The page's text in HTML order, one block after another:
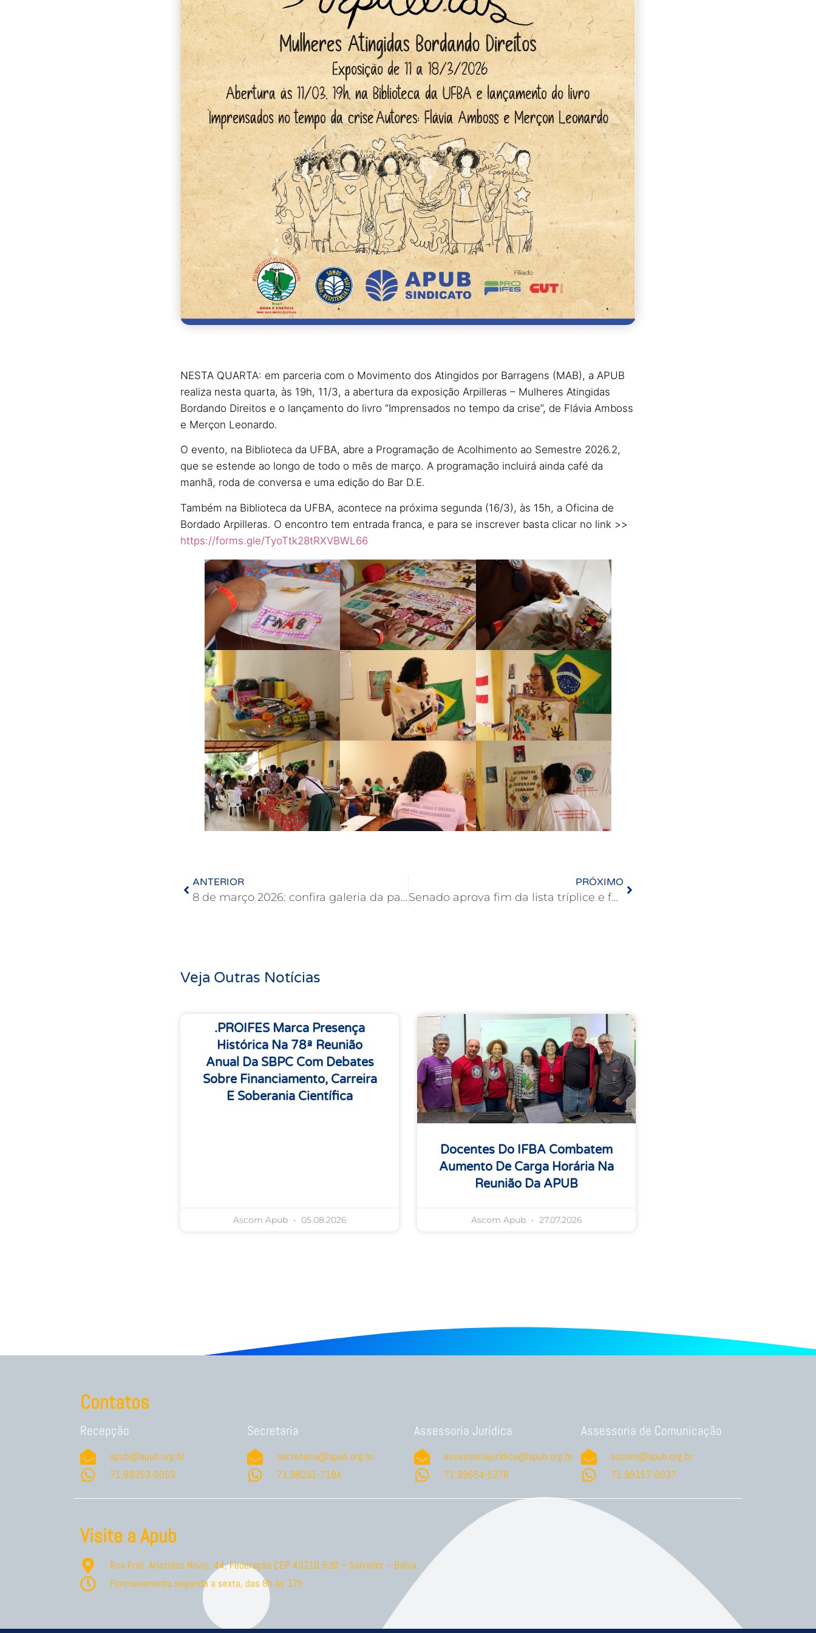
NESTA QUARTA: em parceria com o Movimento dos Atingidos por Barragens (MAB), a APUB
realiza nesta quarta, às 19h, 11/3, a abertura da exposição Arpilleras – Mulheres Atingidas
Bordando Direitos e o lançamento do livro “Imprensados no tempo da crise”, de Flávia Amboss
e Merçon Leonardo.
O evento, na Biblioteca da UFBA, abre a Programação de Acolhimento ao Semestre 2026.2,
que se estende ao longo de todo o mês de março. A programação incluirá ainda café da
manhã, roda de conversa e uma edição do Bar D.E.
Também na Biblioteca da UFBA, acontece na próxima segunda (16/3), às 15h, a Oficina de
Bordado Arpilleras. O encontro tem entrada franca, e para se inscrever basta clicar no link >>
https://forms.gle/TyoTtk28tRXVBWL66
ANTERIOR
8 de março 2026: confira galeria da participação da APUB
PRÓXIMO
Senado aprova fim da lista tríplice e fortalece a democracia universitária
Veja Outras Notícias
.PROIFES Marca Presença
Histórica Na 78ª Reunião
Anual Da SBPC Com Debates
Sobre Financiamento, Carreira
E Soberania Científica
Ascom Apub 05.08.2026
Docentes Do IFBA Combatem
Aumento De Carga Horária Na
Reunião Da APUB
Ascom Apub 27.07.2026
Contatos
Recepção
apub@apub.org.br
71.99353-0053
Secretaria
secretaria@apub.org.br
71.98231-7194
Assessoria Jurídica
assessoriajuridica@apub.org.br
71.99654-5276
Assessoria de Comunicação
ascom@apub.org.br
71.99157-0037
Visite a Apub
Rua Prof. Aristides Novis, 44, Federação CEP 40210-630 – Salvador – Bahia.
Funcionamento segunda a sexta, das 8h às 17h